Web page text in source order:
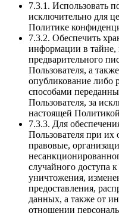
7.3.1. Использовать
исключительно для
Политике
7.3.2. Обеспечить
информации в тайне,
предварительного
Пользователя, а
опубликование
способами
Пользователя, за
настоящей
7.3.3. Для
Пользователя при
правовые,
случайного доступа
уничтожения,
предоставления,
данных, а также от
отношении